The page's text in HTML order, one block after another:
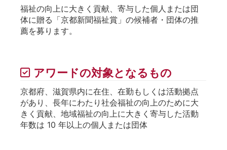
福祉の向上に大きく貢献、寄与した個人または団
体に贈る「京都新聞福祉賞」の候補者・団体の推
薦を募ります。
アワードの対象となるもの
京都府、滋賀県内に在住、在勤もしくは活動拠点
があり、長年にわたり社会福祉の向上のために大
きく貢献、地域福祉の向上に大きく寄与した活動
年数は 10 年以上の個人または団体